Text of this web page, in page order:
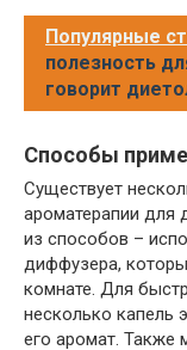
Популярные
полезность
говорит
Способы
Существует
ароматерапии для
из способов –
диффузера,
комнате. Для
несколько капель
его аромат. Также